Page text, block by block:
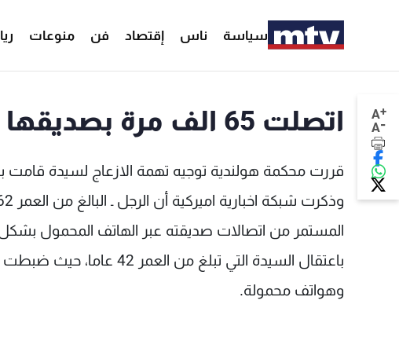
سياسة ناس إقتصاد فن منوعات
A+
A- اتصلت 65 الف مرة بصديقها السابق فاعتقلت
المستمر من اتصالات صديقته عبر الهاتف المحمول
باعتقال السيدة التي تبلغ
وهواتف محمولة.